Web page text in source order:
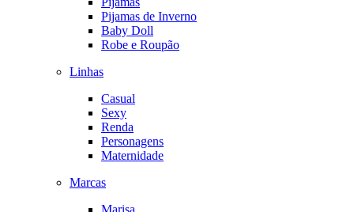
Pijamas de Inverno
Baby Doll
Robe e Roupão
Linhas
Casual
Sexy
Renda
Personagens
Maternidade
Marcas
Marisa